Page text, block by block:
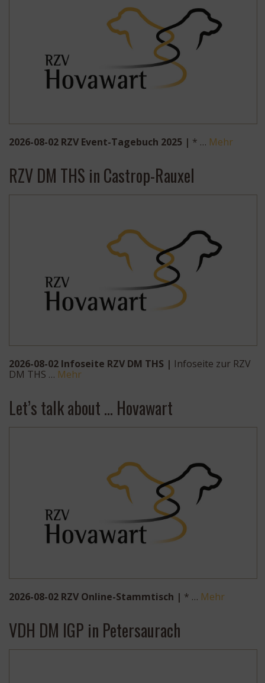
2026-08-02 RZV Event-Tagebuch 2025 | * … Mehr
RZV DM THS in Castrop-Rauxel
2026-08-02 Infoseite RZV DM THS | Infoseite zur RZV
DM THS … Mehr
Let’s talk about … Hovawart
2026-08-02 RZV Online-Stammtisch | * … Mehr
VDH DM IGP in Petersaurach